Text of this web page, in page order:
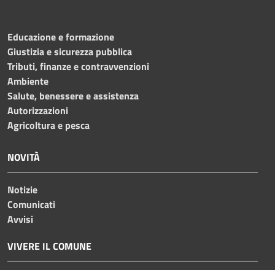
Educazione e formazione
Giustizia e sicurezza pubblica
Tributi, finanze e contravvenzioni
Ambiente
Salute, benessere e assistenza
Autorizzazioni
Agricoltura e pesca
NOVITÀ
Notizie
Comunicati
Avvisi
VIVERE IL COMUNE